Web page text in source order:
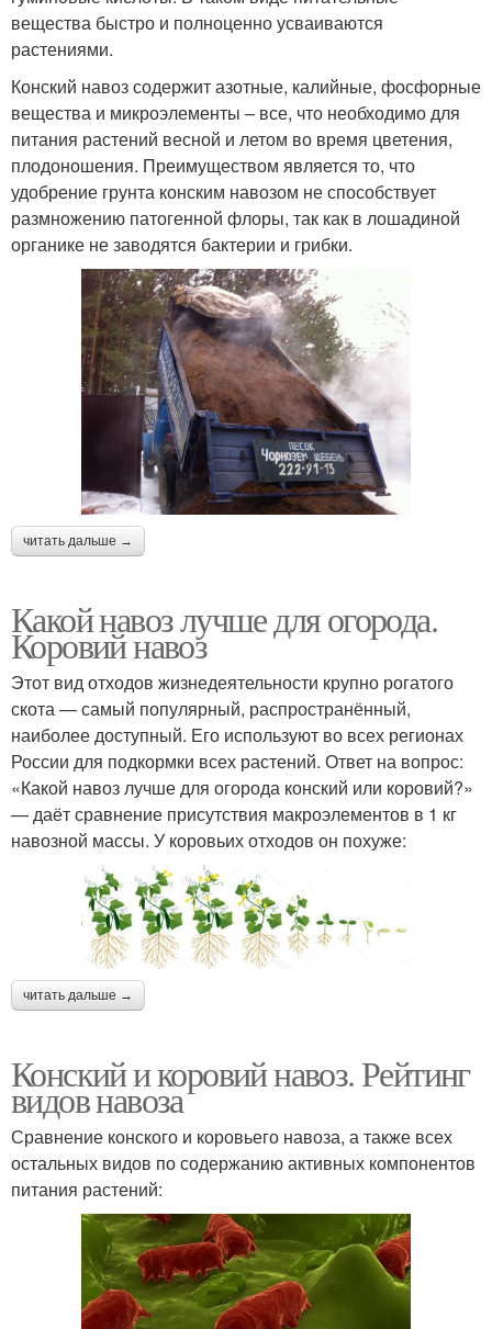
вещества быстро и полноценно усваиваются
растениями.
Конский навоз содержит азотные, калийные, фосфорные
вещества и микроэлементы – все, что необходимо для
питания растений весной и летом во время цветения,
плодоношения. Преимуществом является то, что
удобрение грунта конским навозом не способствует
размножению патогенной флоры, так как в лошадиной
органике не заводятся бактерии и грибки.
читать дальше →
Какой навоз лучше для огорода.
Коровий навоз
Этот вид отходов жизнедеятельности крупно рогатого
скота — самый популярный, распространённый,
наиболее доступный. Его используют во всех регионах
России для подкормки всех растений. Ответ на вопрос:
«Какой навоз лучше для огорода конский или коровий?»
— даёт сравнение присутствия макроэлементов в 1 кг
навозной массы. У коровьих отходов он похуже:
читать дальше →
Конский и коровий навоз. Рейтинг
видов навоза
Сравнение конского и коровьего навоза, а также всех
остальных видов по содержанию активных компонентов
питания растений: